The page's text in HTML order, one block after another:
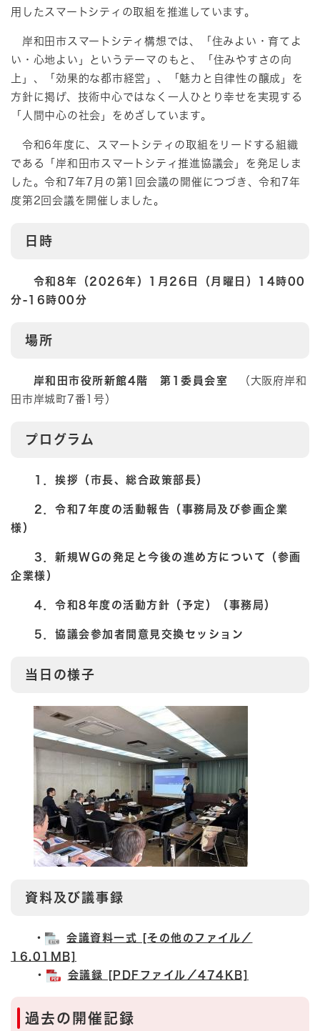
用したスマートシティの取組を推進しています。
岸和田市スマートシティ構想では、「住みよい・育てよ
い・心地よい」というテーマのもと、「住みやすさの向
上」、「効果的な都市経営」、「魅力と自律性の醸成」を
方針に掲げ、技術中心ではなく一人ひとり幸せを実現する
「人間中心の社会」をめざしています。
令和6年度に、スマートシティの取組をリードする組織
である「岸和田市スマートシティ推進協議会」を発足しま
した。令和7年7月の第1回会議の開催につづき、令和7年
度第2回会議を開催しました。
日時
令和8年（2026年）1月26日（月曜日）14時00
分-16時00分
場所
岸和田市役所新館4階 第1委員会室
（大阪府岸和
田市岸城町7番1号）
プログラム
1．挨拶（市長、総合政策部長）
2．令和7年度の活動報告（事務局及び参画企業
様）
3．新規WG の発足と今後の進め方について（参画
企業様）
4．令和8年度の活動方針（予定）（事務局）
5．協議会参加者間意見交換セッション
当日の様子
資料及び議事録
・
会議資料一式 [その他のファイル／
16.01MB]
・
会議録 [PDFファイル／474KB]
過去の開催記録